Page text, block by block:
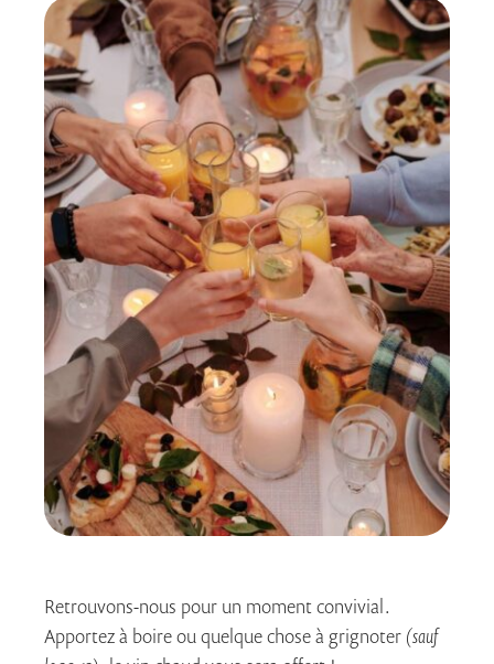
Retrouvons-nous pour un moment convivial.
Apportez à boire ou quelque chose à grignoter (sauf